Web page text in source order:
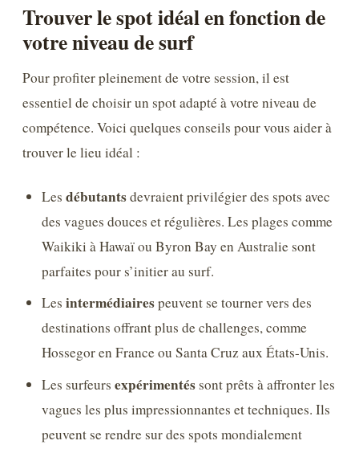
Trouver le spot idéal en fonction de
votre niveau de surf
Pour profiter pleinement de votre session, il est
essentiel de choisir un spot adapté à votre niveau de
compétence. Voici quelques conseils pour vous aider à
trouver le lieu idéal :
Lesdébutantsdevraient privilégier des spots avec
des vagues douces et régulières. Les plages comme
Waikiki à Hawaï ou Byron Bay en Australie sont
parfaites pour s’initier au surf.
Lesintermédiairespeuvent se tourner vers des
destinations offrant plus de challenges, comme
Hossegor en France ou Santa Cruz aux États-Unis.
Les surfeursexpérimentés sont prêts à affronter les
vagues les plus impressionnantes et techniques. Ils
peuvent se rendre sur des spots mondialement